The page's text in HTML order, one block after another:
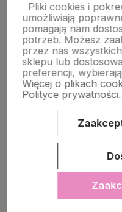
STRONY
POMOC DLA
Pliki cookies i
umożliwiają
pomagają nam
potrzeb. Możesz
przez nas
sklepu lub
preferencji,
Więcej o plikach
Polityce prywatności.